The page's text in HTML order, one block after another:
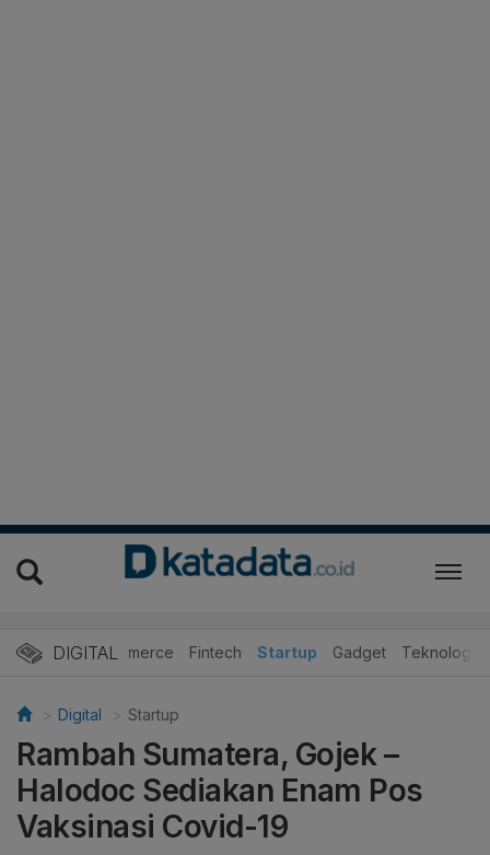
DIGITAL
E-Commerce Fintech Startup Gadget Teknologi
Digital Startup
Rambah Sumatera, Gojek –
Halodoc Sediakan Enam Pos
Vaksinasi Covid-19